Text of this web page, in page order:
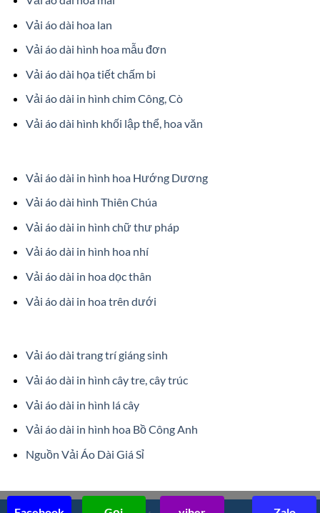
Vải áo dài hoa lan
Vải áo dài hình hoa mẫu đơn
Vải áo dài họa tiết chấm bi
Vải áo dài in hình chim Công, Cò
Vải áo dài hình khối lập thể, hoa văn
Vải áo dài in hình hoa Hướng Dương
Vải áo dài hình Thiên Chúa
Vải áo dài in hình chữ thư pháp
Vải áo dài in hình hoa nhí
Vải áo dài in hoa dọc thân
Vải áo dài in hoa trên dưới
Vải áo dài trang trí giáng sinh
Vải áo dài in hình cây tre, cây trúc
Vải áo dài in hình lá cây
Vải áo dài in hình hoa Bồ Công Anh
Nguồn Vải Áo Dài Giá Sỉ